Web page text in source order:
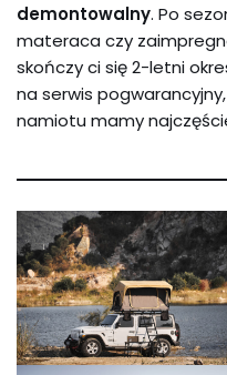
demontowalny. Po
materaca czy
skończy ci się 2-letni
na serwis
namiotu mamy